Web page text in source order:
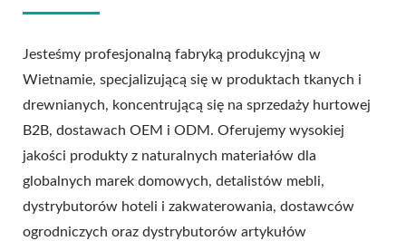
Jesteśmy profesjonalną fabryką produkcyjną w
Wietnamie, specjalizującą się w produktach tkanych i
drewnianych, koncentrującą się na sprzedaży hurtowej
B2B, dostawach OEM i ODM. Oferujemy wysokiej
jakości produkty z naturalnych materiałów dla
globalnych marek domowych, detalistów mebli,
dystrybutorów hoteli i zakwaterowania, dostawców
ogrodniczych oraz dystrybutorów artykułów